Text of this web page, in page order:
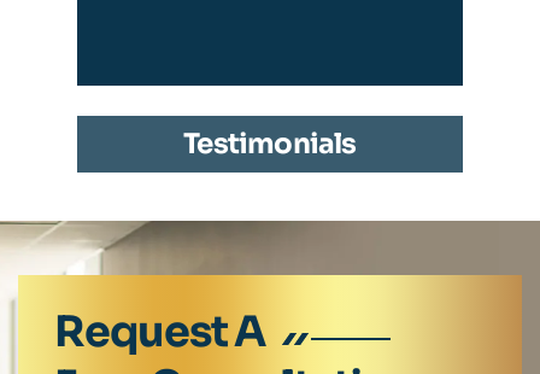
Testimonials
Request A